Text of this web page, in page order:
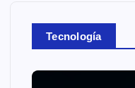
Tecnología